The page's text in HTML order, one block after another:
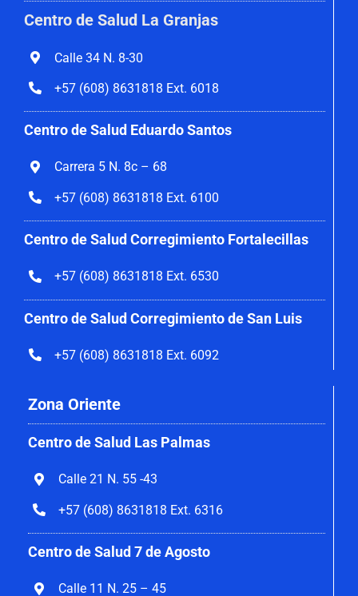
Centro de Salud La Granjas
Calle 34 N. 8-30
+57 (608) 8631818 Ext. 6018
Centro de Salud Eduardo Santos
Carrera 5 N. 8c – 68
+57 (608) 8631818 Ext. 6100
Centro de Salud Corregimiento Fortalecillas
+57 (608) 8631818 Ext. 6530
Centro de Salud Corregimiento de San Luis
+57 (608) 8631818 Ext. 6092
Zona Oriente
Centro de Salud Las Palmas
Calle 21 N. 55 -43
+57 (608) 8631818 Ext. 6316
Centro de Salud 7 de Agosto
Calle 11 N. 25 – 45